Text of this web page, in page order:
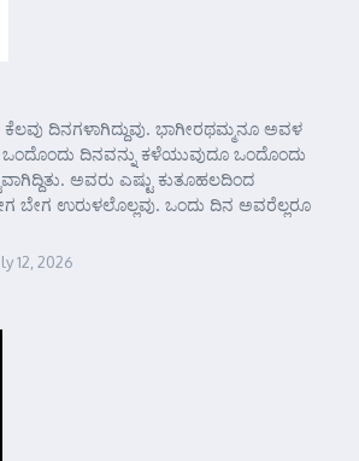
ದಿನಗಳಾಗಿದ್ದುವು. ಭಾಗೀರಥಮ್ಮನೂ ಅವಳ
ದಿನವನ್ನು ಕಳೆಯುವುದೂ ಒಂದೊಂದು
ಅವರು ಎಷ್ಟು ಕುತೂಹಲದಿಂದ
ಬೇಗ ಉರುಳಲೊಲ್ಲವು. ಒಂದು ದಿನ ಅವರೆಲ್ಲರೂ
12, 2026